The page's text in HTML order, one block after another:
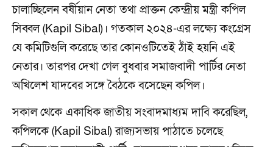
চালাচ্ছিলেন বর্ষীয়ান নেতা তথা প্রাক্তন কেন্দ্রীয় মন্ত্রী কপিল
সিব্বল (Kapil Sibal)। গতকাল ২০২৪-এর লক্ষ্যে কংগ্রেস
যে কমিটিগুলি করেছে তার কোনওটিতেই ঠাঁই হয়নি এই
নেতার। তারপর দেখা গেল বুধবার সমাজবাদী পার্টির নেতা
অখিলেশ যাদবের সঙ্গে বৈঠকে বসেছেন কপিল।
সকাল থেকে একাধিক জাতীয় সংবাদমাধ্যম দাবি করেছিল,
কপিলকে (Kapil Sibal) রাজ্যসভায় পাঠাতে চলেছে